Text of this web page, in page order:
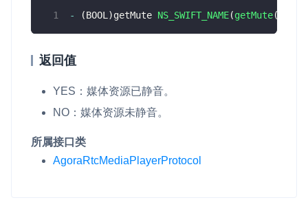
- (BOOL )getMute NS_SWIFT_NAME(getMute(
返回值
YES ：媒体资源已静音。
NO ：媒体资源未静音。
所属接口类
AgoraRtcMediaPlayerProtocol